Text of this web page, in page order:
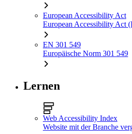
European Accessibility Act
European Accessibility Act
EN 301 549
Europäische Norm 301 549
Lernen
Web Accessibility Index
Website mit der Branche